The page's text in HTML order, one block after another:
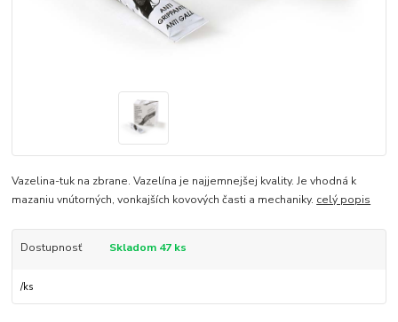
Vazelina-tuk na zbrane. Vazelína je najjemnejšej kvality. Je vhodná k
mazaniu vnútorných, vonkajších kovových časti a mechaniky. celý popis
Dostupnosť Skladom 47 ks
/ks